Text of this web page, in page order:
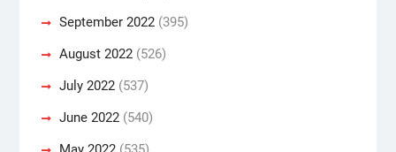
September 2022(395)
August 2022(526)
July 2022(537)
June 2022(540)